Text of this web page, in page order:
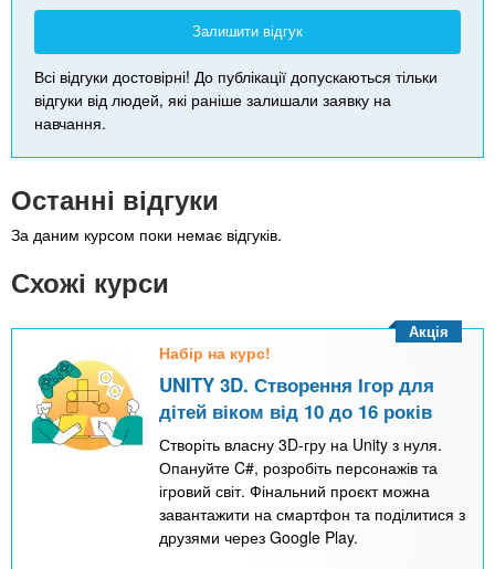
Залишити відгук
Всі відгуки достовірні! До публікації допускаються тільки
відгуки від людей, які раніше залишали заявку на
навчання.
Останні відгуки
За даним курсом поки немає відгуків.
Схожі курси
Набір на курс!
UNITY 3D. Створення Ігор для
дітей віком від 10 до 16 років
Створіть власну 3D-гру на Unity з нуля.
Опануйте C#, розробіть персонажів та
ігровий світ. Фінальний проєкт можна
завантажити на смартфон та поділитися з
друзями через Google Play.
Акція